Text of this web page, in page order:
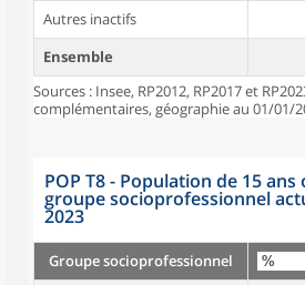
Autres inactifs
Ensemble
Sources : Insee, RP2012, RP2017 et
complémentaires, géographie au 01/01/
POP T8 - Population de 15
groupe socioprofessionnel
2023
Groupe socioprofessionnel